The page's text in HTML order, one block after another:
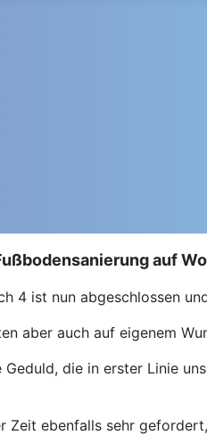
auf
4 ist nun abgeschlossen
aber auch auf eigenem
die in erster Linie
Zeit ebenfalls sehr